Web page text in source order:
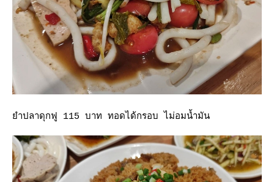
ำปลาดุกฟู 115 บาท ทอดได้กรอบ ไม่อมน้ำมัน